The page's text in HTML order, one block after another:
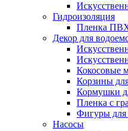
Гидроизоляция
Пленка
Декор для
Кокосовые
Корзины
Кормушки
Пленка с
Фигуры для
Насосы